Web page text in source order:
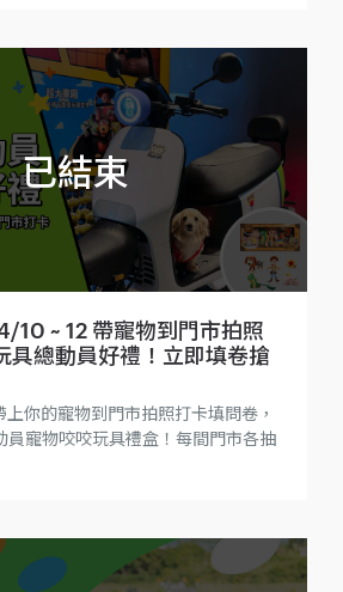
10 ~ 12 帶寵物到門市拍照
具總動員好禮！立即填卷搶
你的寵物到門市拍照打卡填問卷，
員寵物咬咬玩具禮盒！每間門市各抽